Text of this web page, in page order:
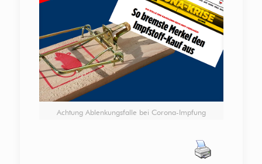
Achtung Ablenkungsfalle bei Corona-Impfung